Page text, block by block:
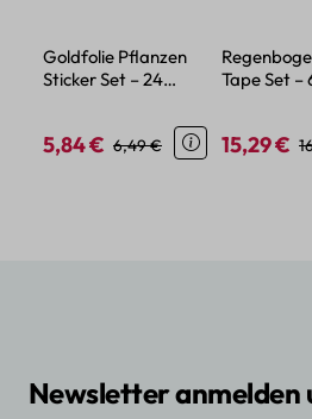
Goldfolie Pflanzen
Sticker Set – 24
transparentem PET
Verkaufspreis:
5,84 € Regulärer Preis:
6,49 €
Tape Set –
15,29 €
Newsletter anmelden